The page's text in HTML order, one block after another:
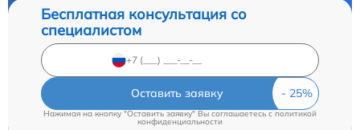
Бесплатная консультация со
специалистом
Оставить заявку
Нажимая на кнопку "Оставить заявку" Вы соглашаетесь cполитикой
конфиденциальности